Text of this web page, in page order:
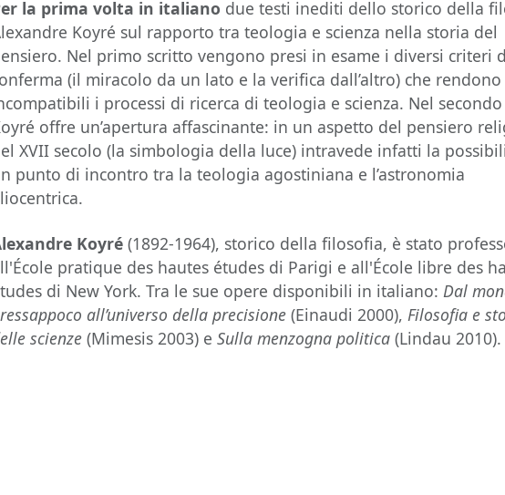
la prima volta in italiano due testi inediti dello storico della
Koyré sul rapporto tra teologia e scienza nella storia del
Nel primo scritto vengono presi in esame i diversi criteri
(il miracolo da un lato e la verifica dall’altro) che rendono
i processi di ricerca di teologia e scienza. Nel
offre un’apertura affascinante: in un aspetto del pensiero
XVII secolo (la simbologia della luce) intravede infatti la
punto di incontro tra la teologia agostiniana e l’astronomia
Koyré (1892-1964), storico della filosofia, è stato
pratique des hautes études di Parigi e all'École libre des
di New York. Tra le sue opere disponibili in italiano:Dal
all’universo della precisione (Einaudi 2000),Filosofia e
scienze (Mimesis 2003) eSulla menzogna politica (Lindau 2010).